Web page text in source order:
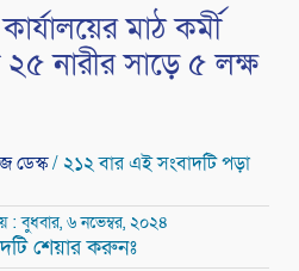
মাঠ কর্মী
২৫ নারীর সাড়ে ৫ লক্ষ
ডেস্ক/ ২১২ বার এই সংবাদটি পড়া
: বুধবার, ৬ নভেম্বর, ২০২৪
শেয়ার করুনঃ